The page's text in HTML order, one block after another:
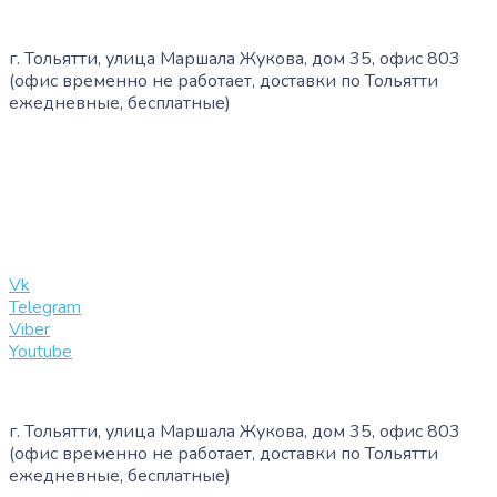
г. Тольятти, улица Маршала Жукова, дом 35, офис 803
(офис временно не работает, доставки по Тольятти
ежедневные, бесплатные)
Vk
Telegram
Viber
Youtube
г. Тольятти, улица Маршала Жукова, дом 35, офис 803
(офис временно не работает, доставки по Тольятти
ежедневные, бесплатные)